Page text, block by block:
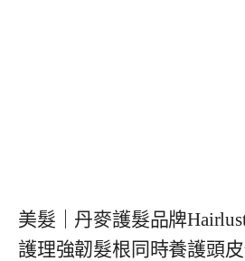
美髮｜丹麥護髮品牌
護理強韌髮根同時養護頭